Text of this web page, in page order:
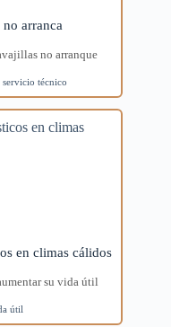
arranca
no arranque
servicio técnico
en climas cálidos
su vida útil
útil